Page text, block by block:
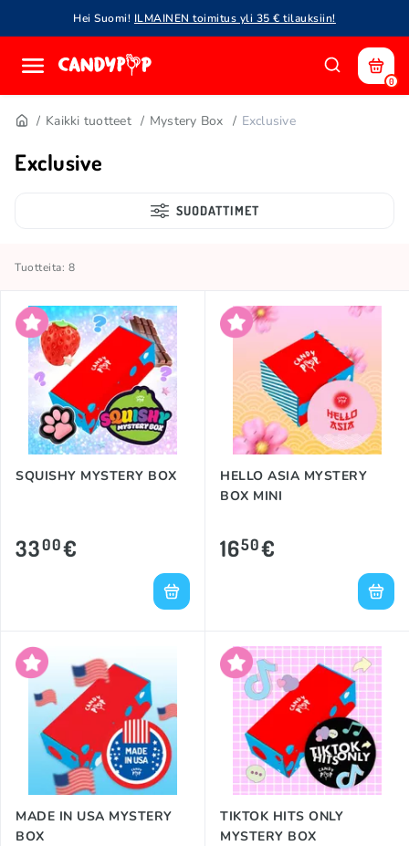
Hei Suomi! ILMAINEN toimitus yli 35 € tilauksiin!
0
Kaikki tuotteet Mystery Box Exclusive
Exclusive
SUODATTIMET
Tuotteita: 8
SQUISHY MYSTERY BOX
3300€
HELLO ASIA MYSTERY
BOX MINI
1650€
MADE IN USA MYSTERY
BOX
TIKTOK HITS ONLY
MYSTERY BOX